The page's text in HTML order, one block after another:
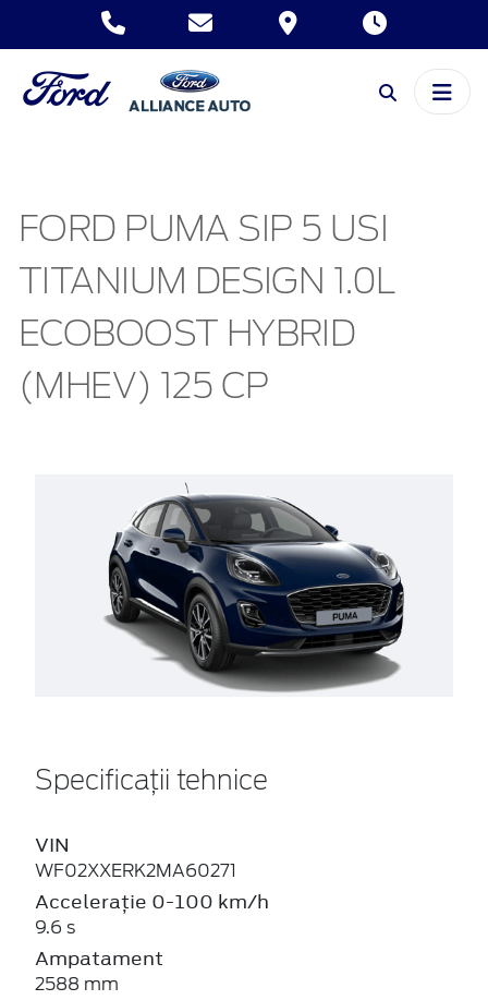
FORD PUMA SIP 5 USI
TITANIUM DESIGN 1.0L
ECOBOOST HYBRID
(MHEV) 125 CP
Specificații tehnice
VIN
WF02XXERK2MA60271
Accelerație 0-100 km/h
9.6 s
Ampatament
2588 mm